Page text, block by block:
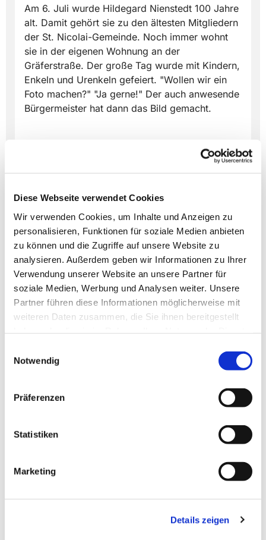
Diese Webseite verwendet Cookies
Wir verwenden Cookies, um Inhalte und Anzeigen zu
personalisieren, Funktionen für soziale Medien anbieten
zu können und die Zugriffe auf unsere Website zu
analysieren. Außerdem geben wir Informationen zu Ihrer
Verwendung unserer Website an unsere Partner für
soziale Medien, Werbung und Analysen weiter. Unsere
Partner führen diese Informationen möglicherweise mit
weiteren Daten zusammen, die Sie ihnen bereitgestellt
Notwendig
Präferenzen
Statistiken
Marketing
Details zeigen
Am 6. Juli wurde Hildegard Nienstedt 100 Jahre
alt. Damit gehört sie zu den ältesten Mitgliedern
der St. Nicolai-Gemeinde. Noch immer wohnt
sie in der eigenen Wohnung an der
Gräferstraße. Der große Tag wurde mit Kindern,
Enkeln und Urenkeln gefeiert. "Wollen wir ein
Foto machen?" "Ja gerne!" Der auch anwesende
Bürgermeister hat dann das Bild gemacht.
Dies könnte Sie auch
interessieren